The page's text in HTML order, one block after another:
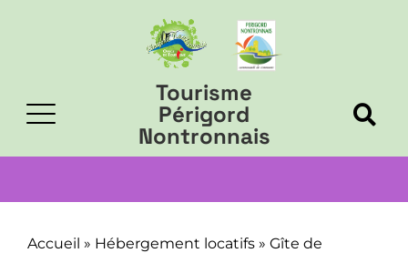
Tourisme
Périgord
Nontronnais
Accueil » Hébergement locatifs » Gîte de